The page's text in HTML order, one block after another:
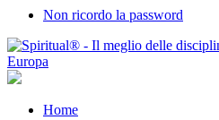
Non ricordo la password
Home